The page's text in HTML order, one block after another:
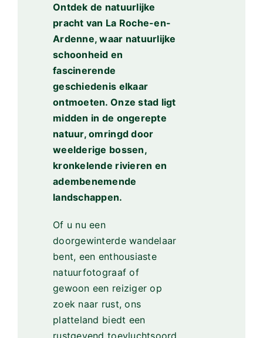
Ontdek de natuurlijke
pracht van La Roche-en-
Ardenne, waar natuurlijke
schoonheid en
fascinerende
geschiedenis elkaar
ontmoeten. Onze stad ligt
midden in de ongerepte
natuur, omringd door
weelderige bossen,
kronkelende rivieren en
adembenemende
landschappen.
Of u nu een
doorgewinterde wandelaar
bent, een enthousiaste
natuurfotograaf of
gewoon een reiziger op
zoek naar rust, ons
platteland biedt een
rustgevend toevluchtsoord